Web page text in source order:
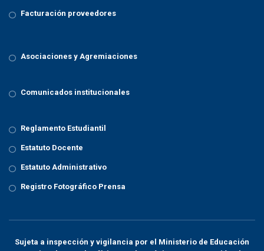
Facturación proveedores
Asociaciones y Agremiaciones
Comunicados institucionales
Reglamento Estudiantil
Estatuto Docente
Estatuto Administrativo
Registro Fotográfico Prensa
Sujeta a inspección y vigilancia por el Ministerio de Educación